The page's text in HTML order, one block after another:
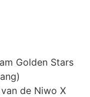
Golden Stars
de Niwo X